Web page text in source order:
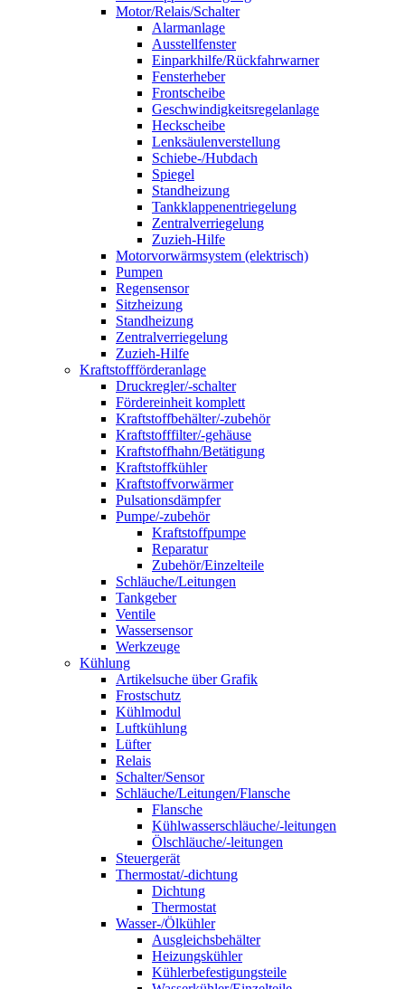
Motor/Relais/Schalter
Alarmanlage
Ausstellfenster
Einparkhilfe/Rückfahrwarner
Fensterheber
Frontscheibe
Geschwindigkeitsregelanlage
Heckscheibe
Lenksäulenverstellung
Schiebe-/Hubdach
Spiegel
Standheizung
Tankklappenentriegelung
Zentralverriegelung
Zuzieh-Hilfe
Motorvorwärmsystem (elektrisch)
Pumpen
Regensensor
Sitzheizung
Standheizung
Zentralverriegelung
Zuzieh-Hilfe
Kraftstoffförderanlage
Druckregler/-schalter
Fördereinheit komplett
Kraftstoffbehälter/-zubehör
Kraftstofffilter/-gehäuse
Kraftstoffhahn/Betätigung
Kraftstoffkühler
Kraftstoffvorwärmer
Pulsationsdämpfer
Pumpe/-zubehör
Kraftstoffpumpe
Reparatur
Zubehör/Einzelteile
Schläuche/Leitungen
Tankgeber
Ventile
Wassersensor
Werkzeuge
Kühlung
Artikelsuche über Grafik
Frostschutz
Kühlmodul
Luftkühlung
Lüfter
Relais
Schalter/Sensor
Schläuche/Leitungen/Flansche
Flansche
Kühlwasserschläuche/-leitungen
Ölschläuche/-leitungen
Steuergerät
Thermostat/-dichtung
Dichtung
Thermostat
Wasser-/Ölkühler
Ausgleichsbehälter
Heizungskühler
Kühlerbefestigungsteile